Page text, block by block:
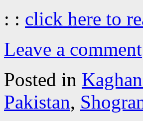
: : click here to
Leave a comment
Posted in
Pakistan,